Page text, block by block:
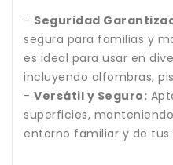
- Seguridad
segura para familias y
es ideal para usar en
incluyendo alfombras,
- Versátil y Seguro:
superficies,
entorno familiar y de tus